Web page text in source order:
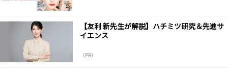
【友利 新先生が解説】ハチミツ研究＆先進サ
イエンス
（PR）